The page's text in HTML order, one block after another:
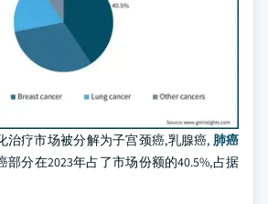
治疗市场被分解为子宫颈癌,乳腺癌, 肺癌
部分在2023年占了市场份额的40.5%,占据